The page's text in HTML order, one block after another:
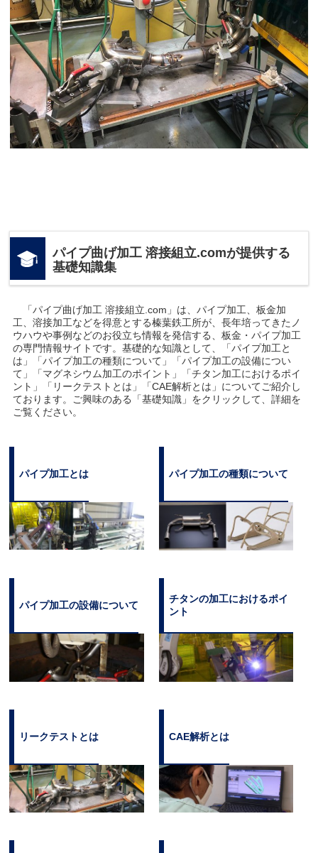
パイプ曲げ加工 溶接組立.comが提供する
基礎知識集
「パイプ曲げ加工 溶接組立.com」は、パイプ加工、板金加
工、溶接加工などを得意とする榛葉鉄工所が、長年培ってきたノ
ウハウや事例などのお役立ち情報を発信する、板金・パイプ加工
の専門情報サイトです。基礎的な知識として、「パイプ加工と
は」「パイプ加工の種類について」「パイプ加工の設備につい
て」「マグネシウム加工のポイント」「チタン加工におけるポイ
ント」「リークテストとは」「CAE解析とは」についてご紹介し
ております。ご興味のある「基礎知識」をクリックして、詳細を
ご覧ください。
パイプ加工とは パイプ加工の種類について
パイプ加工の設備について
チタンの加工におけるポイ
ント
リークテストとは CAE解析とは